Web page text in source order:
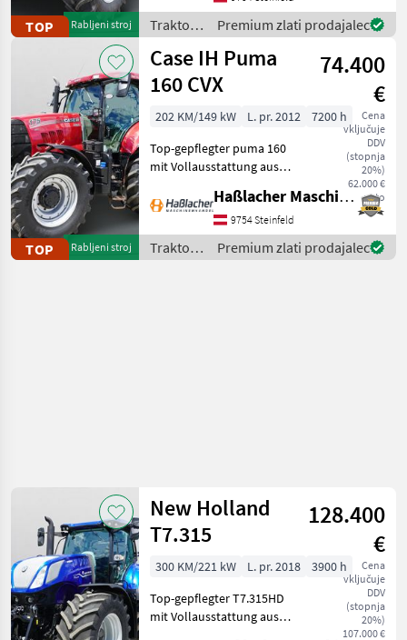
TOP Rabljeni stroj
gelaufen. Durchgehend
gewartet, einsatzbereit,
aufbereitet
Traktor /
Case IH
Premium zlati prodajalec
TOP Rabljeni stroj
Case IH Puma
160 CVX
74.400
€
Cena
vključuje
DDV
(stopnja
20%)
62.000 €
neto
202 KM/149 kW L. pr. 2012
7200 h
Top-gepflegter puma 160
mit Vollausstattung aus
Lohnunternehmer – nur
am eigenen Betrieb
gelaufen. Durchgehend
gewartet, einsatzbereit,
Haßlacher Maschinenhandel
9754 Steinfeld
Traktor /
Case IH
Premium zlati prodajalec
New Holland
T7.315
128.400
€
Cena
vključuje
DDV
(stopnja
20%)
107.000 €
300 KM/221 kW L. pr. 2018
3900 h
Top-gepflegter T7.315HD
mit Vollausstattung aus